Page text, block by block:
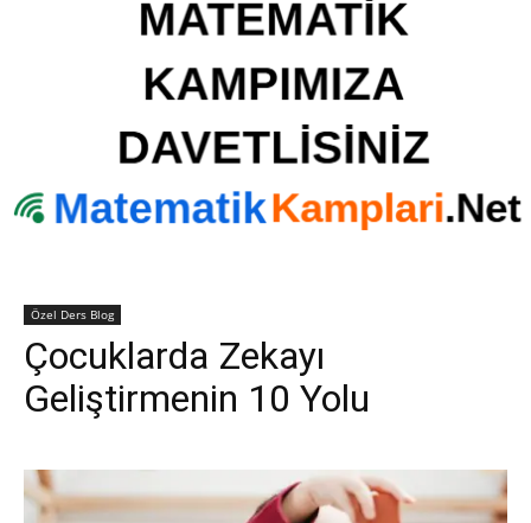
Özel Ders Blog
Çocuklarda Zekayı
Geliştirmenin 10 Yolu